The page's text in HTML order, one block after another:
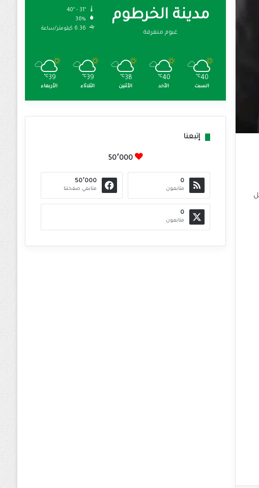
مدينة الخرطوم
غيوم متفرقة
36%
6.36 كيلومتر/ساعة
40
℃
السبت
40
℃
الأحد
38
℃
الأثنين
39
℃
الثلاثاء
39
℃
الأربعاء
إتبعنا
50٬000
0
متابعون
50٬000
متابعي صفحتنا
0
متابعون